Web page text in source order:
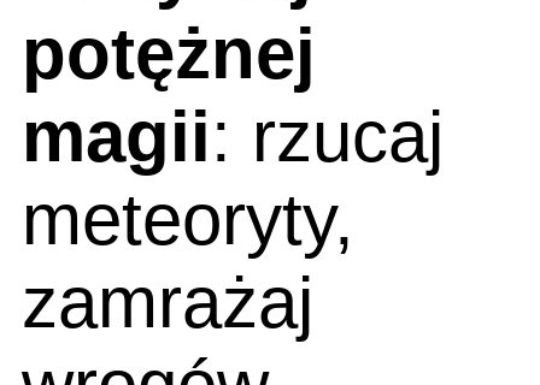
potężnej
magii: rzucaj
meteoryty,
zamrażaj